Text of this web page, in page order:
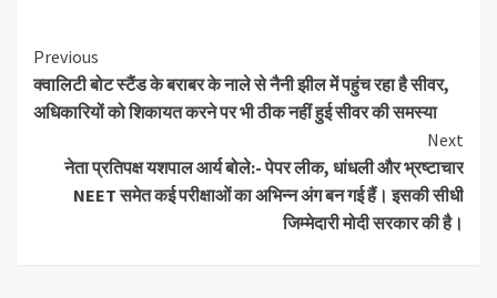
Continue
Reading
Previous
क्वालिटी बोट स्टैंड के बराबर के नाले से नैनी झील में पहुंच रहा है सीवर,
अधिकारियों को शिकायत करने पर भी ठीक नहीं हुई सीवर की समस्या
Next
नेता प्रतिपक्ष यशपाल आर्य बोले:- पेपर लीक, धांधली और भ्रष्टाचार
NEET समेत कई परीक्षाओं का अभिन्न अंग बन गई हैं। इसकी सीधी
जिम्मेदारी मोदी सरकार की है।